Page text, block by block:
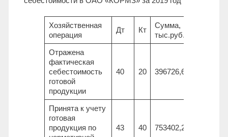
Хозяйственная
операция
Дт Кт
Сумма,
тыс.руб.
Отражена
фактическая
себестоимость
готовой
продукции
40 20 396726,6
Принята к учету
готовая
продукция по
43 40 753402,2